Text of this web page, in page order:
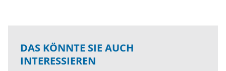
DAS KÖNNTE SIE AUCH
INTERESSIEREN